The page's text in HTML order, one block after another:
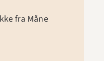
fra Måne